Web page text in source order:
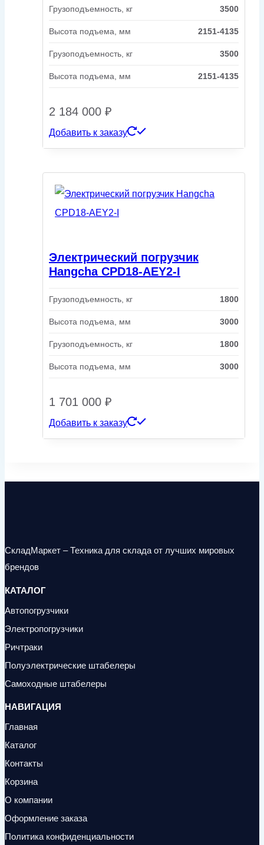
Грузоподъемность, кг 3500
Высота подъема, мм 2151-4135
Грузоподъемность, кг 3500
Высота подъема, мм 2151-4135
2 184 000 ₽
Добавить к заказу
Электрический погрузчик
Hangcha CPD18-AEY2-I
Грузоподъемность, кг 1800
Высота подъема, мм 3000
Грузоподъемность, кг 1800
Высота подъема, мм 3000
1 701 000 ₽
Добавить к заказу
СкладМаркет – Техника для склада от лучших мировых
брендов
КАТАЛОГ
Автопогрузчики
Электропогрузчики
Ричтраки
Полуэлектрические штабелеры
Самоходные штабелеры
НАВИГАЦИЯ
Главная
Каталог
Контакты
Корзина
О компании
Оформление заказа
Политика конфиденциальности